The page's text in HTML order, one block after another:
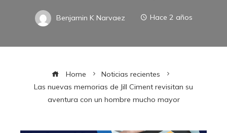
Benjamin K Narvaez Hace 2 años
Home
Noticias recientes
Las nuevas memorias de Jill Ciment revisitan su
aventura con un hombre mucho mayor